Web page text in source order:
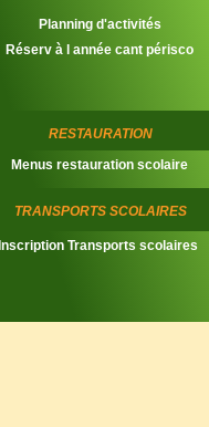
Planning d'activités
Réserv à l année cant périsco
Inscription Transports scolaires
TRANSPORTS SCOLAIRES
Menus restauration scolaire
RESTAURATION